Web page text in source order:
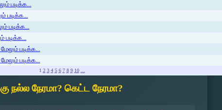
படிக்க...
படிக்க...
படிக்க...
படிக்க...
படிக்க...
படிக்க...
1 2 3 4 5 6 7 8 9 10 ...
நேரமா? கெட்ட நேரமா?